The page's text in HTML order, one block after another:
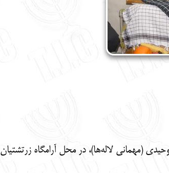
(مهمانی لاله‌ها)، در محل آرامگاه زرتشتیان